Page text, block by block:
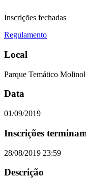
Inscrições fechadas
Regulamento
Local
Parque Temático
Data
01/09/2019
Inscrições
28/08/2019 23:59
Descrição